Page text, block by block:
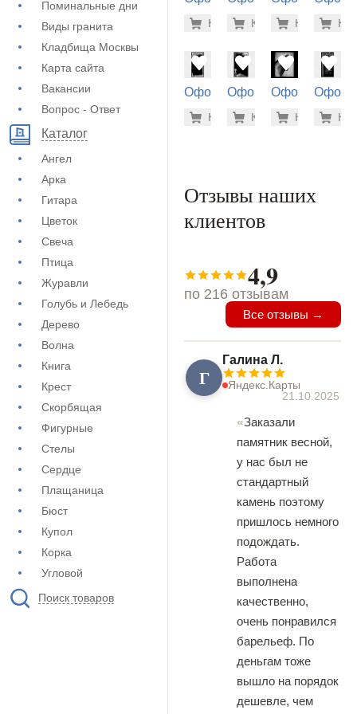
Поминальные дни
Виды гранита
Кладбища Москвы
Карта сайта
Вакансии
Вопрос - Ответ
Каталог
Ангел
Арка
Гитара
Цветок
Свеча
Птица
Журавли
Голубь и Лебедь
Дерево
Волна
Книга
Крест
Скорбящая
Фигурные
Стелы
Сердце
Плащаница
Бюст
Купол
Корка
Угловой
Поиск товаров
(73-526)
-7% 900 руб.
Купить(71-434)
-7%
Купить(73-144)
-
Купить(71-
Оформление
(72-812)
-7% 5.600
Купить
Оформление
(72-770)
-7%
Купить
Оформление
(73-598)
-
Купить(72-
Отзывы наших
клиентов
4,9
по 216 отзывам
Все отзывы →
Г
Галина Л.
Яндекс.Карты
21.10.2025
Заказали
памятник весной,
у нас был не
стандартный
камень поэтому
пришлось немного
подождать.
Работа
выполнена
качественно,
очень понравился
барельеф. По
деньгам тоже
вышло на порядок
дешевле, чем